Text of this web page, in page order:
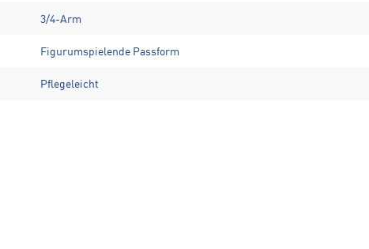
3/4-Arm
Figurumspielende Passform
Pflegeleicht